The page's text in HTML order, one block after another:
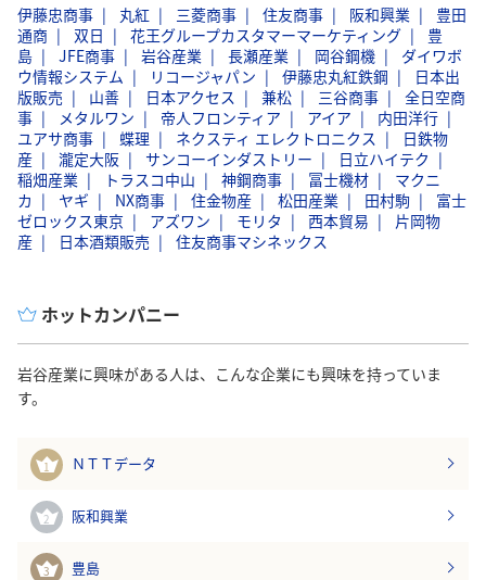
伊藤忠商事 丸紅 三菱商事 住友商事 阪和興業
豊田
通商
双日 花王グループカスタマーマーケティング
豊
島
JFE商事 岩谷産業 長瀬産業 岡谷鋼機
ダイワボ
ウ情報システム
リコージャパン 伊藤忠丸紅鉄鋼
日本出
版販売
山善 日本アクセス 兼松 三谷商事
全日空商
事
メタルワン 帝人フロンティア アイア
内田洋行
ユアサ商事
蝶理 ネクスティ エレクトロニクス
日鉄物
産
瀧定大阪 サンコーインダストリー
日立ハイテク
稲畑産業
トラスコ中山 神鋼商事 冨士機材
マクニ
カ
ヤギ NX商事 住金物産 松田産業 田村駒
富士
ゼロックス東京
アズワン モリタ 西本貿易
片岡物
産
日本酒類販売 住友商事マシネックス
ホットカンパニー
岩谷産業に興味がある人は、こんな企業にも興味を持っていま
す。
1 ＮＴＴデータ
2 阪和興業
3 豊島